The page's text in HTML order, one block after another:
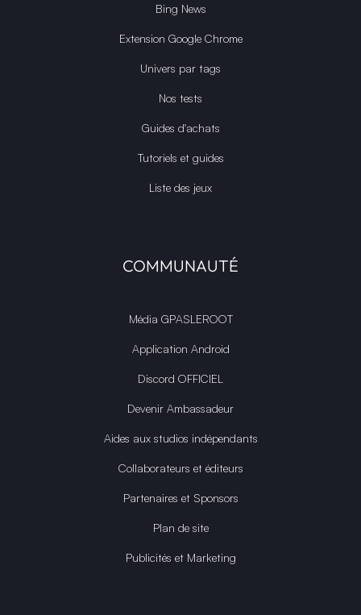
Bing News
Extension Google Chrome
Univers par tags
Nos tests
Guides d'achats
Tutoriels et guides
Liste des jeux
COMMUNAUTÉ
Média GPASLEROOT
Application Android
Discord OFFICIEL
Devenir Ambassadeur
Aides aux studios indépendants
Collaborateurs et éditeurs
Partenaires et Sponsors
Plan de site
Publicités et Marketing